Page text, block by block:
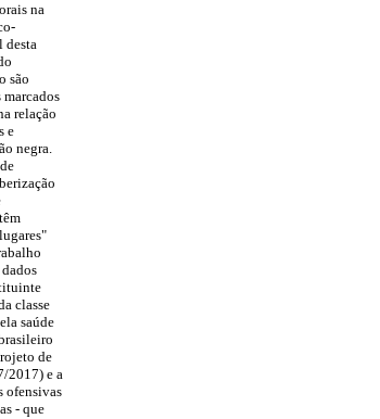
na
desta
são
relação
e
negra.
classe
saúde
de
2017) e a
ofensivas
- que